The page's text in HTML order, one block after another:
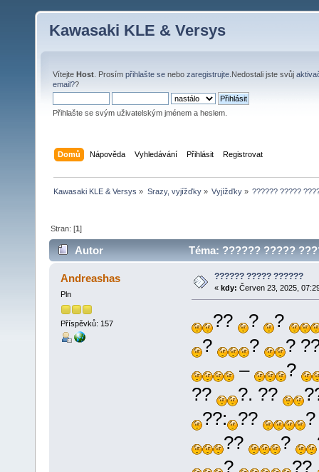
Kawasaki KLE & Versys
Vítejte Host . Prosím přihlašte se nebo zaregistrujte .Nedostali jste svůj
email??
Přihlašte se svým uživatelským jménem a heslem.
Domů Nápověda Vyhledávání Přihlásit Registrovat
Kawasaki KLE & Versys » Srazy, vyjížďky» Vyjížďky» ?????? ?????
Stran: [1]
Autor Téma: ?????? ?????
Andreashas
Pln
Příspěvků: 157
?????? ????? ??????
« kdy: Červen 23, 2025,
?? ?
?
?
?
?
–
?
??
?. ??
??: ??
??
?
?
??